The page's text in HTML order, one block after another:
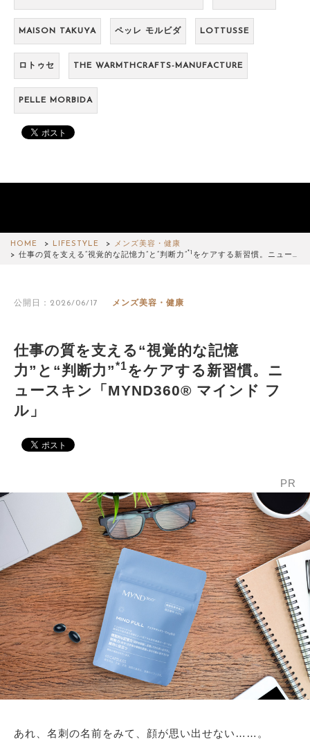
MAISON TAKUYA ペッレ モルビダ LOTTUSSE
ロトゥセ THE WARMTHCRAFTS-MANUFACTURE
PELLE MORBIDA
HOME LIFESTYLE
メンズ美容・健康
仕事の質を支える“視覚的な記憶力”と“判断力”*1 をケアする新習慣。ニュー…
公開日：2026/06/17 メンズ美容・健康
仕事の質を支える“視覚的な記憶
力”と“判断力”*1をケアする新習慣。ニ
ュースキン「MYND360® マインド フ
ル」
PR
あれ、名刺の名前をみて、顔が思い出せない……。